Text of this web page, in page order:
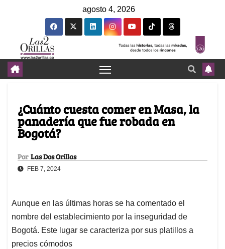
agosto 4, 2026
¿Cuánto cuesta comer en Masa, la
panadería que fue robada en
Bogotá?
Por Las Dos Orillas
FEB 7, 2024
Aunque en las últimas horas se ha comentado el
nombre del establecimiento por la inseguridad de
Bogotá. Este lugar se caracteriza por sus platillos a
precios cómodos